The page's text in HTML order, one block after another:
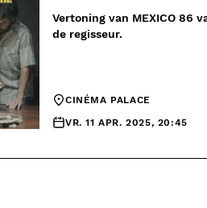
Vertoning van MEXICO 86
de regisseur.
CINÉMA PALACE
VR. 11 APR. 2025, 20:45